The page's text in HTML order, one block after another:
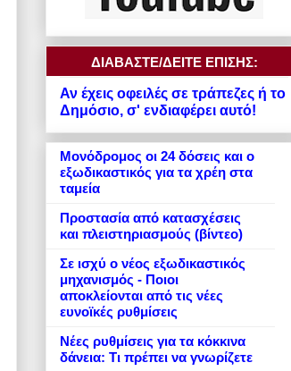
ΔΙΑΒΑΣΤΕ/ΔΕΙΤΕ ΕΠΙΣΗΣ:
Αν έχεις οφειλές σε τράπεζες ή το
Δημόσιο, σ' ενδιαφέρει αυτό!
Μονόδρομος οι 24 δόσεις και ο
εξωδικαστικός για τα χρέη στα
ταμεία
Προστασία από κατασχέσεις
και πλειστηριασμούς (βίντεο)
Σε ισχύ ο νέος εξωδικαστικός
μηχανισμός - Ποιοι
αποκλείονται από τις νέες
ευνοϊκές ρυθμίσεις
Νέες ρυθμίσεις για τα κόκκινα
δάνεια: Τι πρέπει να γνωρίζετε